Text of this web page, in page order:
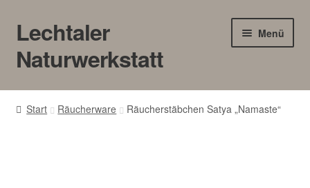
Zur
Navigation
springen
Zum
Inhalt
springen
Lechtaler
Naturwerkstatt
Menü
HOME
Start Räucherware Räucherstäbchen Satya „Namaste“